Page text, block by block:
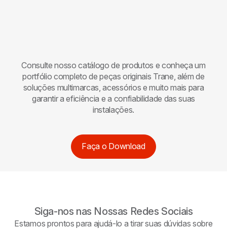
Consulte nosso catálogo de produtos e conheça um
portfólio completo de peças originais Trane, além de
soluções multimarcas, acessórios e muito mais para
garantir a eficiência e a confiabilidade das suas
instalações.
Faça o Download
Siga-nos nas Nossas Redes Sociais
Estamos prontos para ajudá-lo a tirar suas dúvidas sobre